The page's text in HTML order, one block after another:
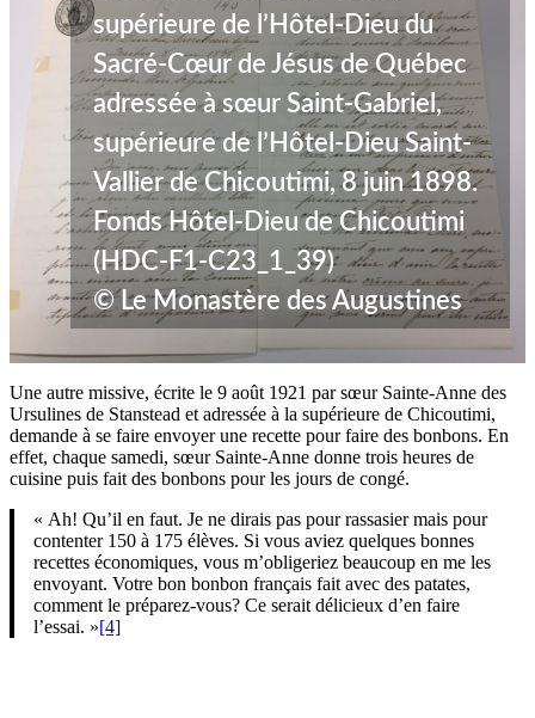
supérieure de l’Hôtel-Dieu du
Sacré-Cœur de Jésus de Québec
adressée à sœur Saint-Gabriel,
supérieure de l’Hôtel-Dieu Saint-
Vallier de Chicoutimi, 8 juin 1898.
Fonds Hôtel-Dieu de Chicoutimi
(HDC-F1-C23_1_39)
© Le Monastère des Augustines
Une autre missive, écrite le 9 août 1921 par sœur Sainte-Anne des
Ursulines de Stanstead et adressée à la supérieure de Chicoutimi,
demande à se faire envoyer une recette pour faire des bonbons. En
effet, chaque samedi, sœur Sainte-Anne donne trois heures de
cuisine puis fait des bonbons pour les jours de congé.
« Ah! Qu’il en faut. Je ne dirais pas pour rassasier mais pour
contenter 150 à 175 élèves. Si vous aviez quelques bonnes
recettes économiques, vous m’obligeriez beaucoup en me les
envoyant. Votre bon bonbon français fait avec des patates,
comment le préparez-vous? Ce serait délicieux d’en faire
l’essai. »[4]